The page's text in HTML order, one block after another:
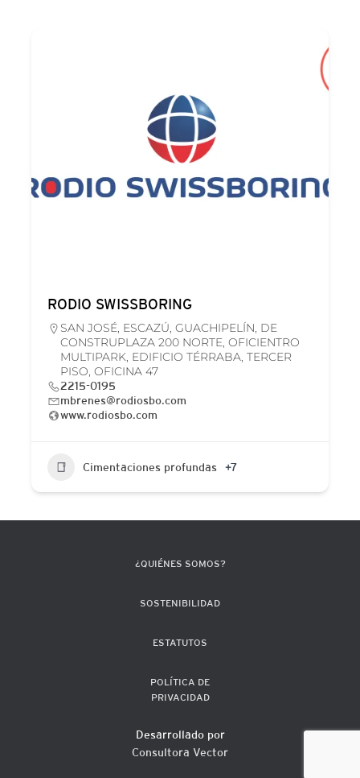
RODIO SWISSBORING
SAN JOSÉ, ESCAZÚ, GUACHIPELÍN, DE
CONSTRUPLAZA 200 NORTE, OFICIENTRO
MULTIPARK, EDIFICIO TÉRRABA, TERCER
PISO, OFICINA 47
2215-0195
mbrenes@rodiosbo.com
www.rodiosbo.com
Cimentaciones profundas +7
¿QUIÉNES SOMOS?
SOSTENIBILIDAD
ESTATUTOS
POLÍTICA DE
PRIVACIDAD
Desarrollado por
Consultora Vector